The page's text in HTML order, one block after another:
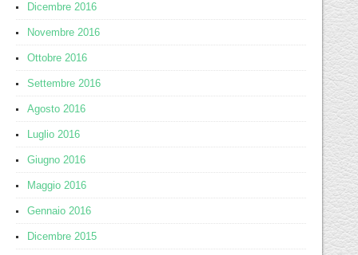
Dicembre 2016
Novembre 2016
Ottobre 2016
Settembre 2016
Agosto 2016
Luglio 2016
Giugno 2016
Maggio 2016
Gennaio 2016
Dicembre 2015